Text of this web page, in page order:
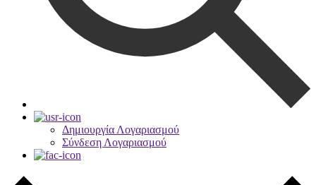
Δημιουργία Λογαριασμού
Σύνδεση Λογαριασμού